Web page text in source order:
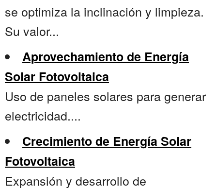
se optimiza la inclinación y limpieza.
Su valor...
Aprovechamiento de Energía
Solar Fotovoltaica
Uso de paneles solares para generar
electricidad....
Crecimiento de Energía Solar
Fotovoltaica
Expansión y desarrollo de